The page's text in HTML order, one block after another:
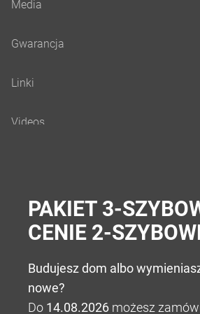
PAKIET 3-
CENIE 2-
Budujesz dom albo
nowe?
Do 14.08.2026 możesz